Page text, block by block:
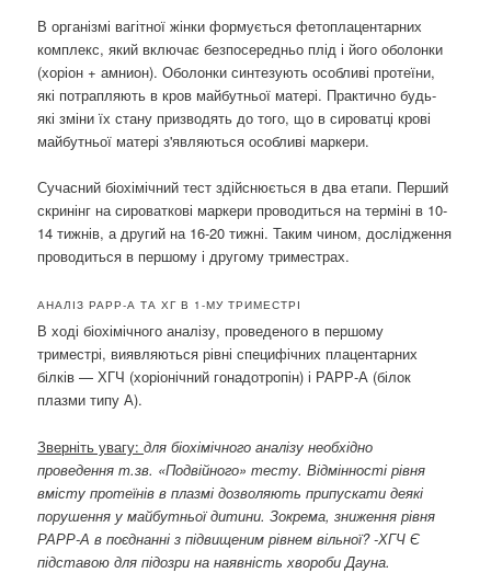
В організмі вагітної жінки формується фетоплацентарних
комплекс, який включає безпосередньо плід і його оболонки
(хоріон + амнион). Оболонки синтезують особливі протеїни,
які потрапляють в кров майбутньої матері. Практично будь-
які зміни їх стану призводять до того, що в сироватці крові
майбутньої матері з'являються особливі маркери.
Сучасний біохімічний тест здійснюється в два етапи. Перший
скринінг на сироваткові маркери проводиться на терміні в 10-
14 тижнів, а другий на 16-20 тижні. Таким чином, дослідження
проводиться в першому і другому триместрах.
АНАЛІЗ РАРР-А ТА ХГ В 1-МУ ТРИМЕСТРІ
В ході біохімічного аналізу, проведеного в першому
триместрі, виявляються рівні специфічних плацентарних
білків — ХГЧ (хоріонічний гонадотропін) і РАРР-А (білок
плазми типу А).
Зверніть увагу:для біохімічного аналізу необхідно
проведення т.зв. «Подвійного» тесту. Відмінності рівня
вмісту протеїнів в плазмі дозволяють припускати деякі
порушення у майбутньої дитини. Зокрема, зниження рівня
РАРР-А в поєднанні з підвищеним рівнем вільної? -ХГЧ Є
підставою для підозри на наявність хвороби Дауна.